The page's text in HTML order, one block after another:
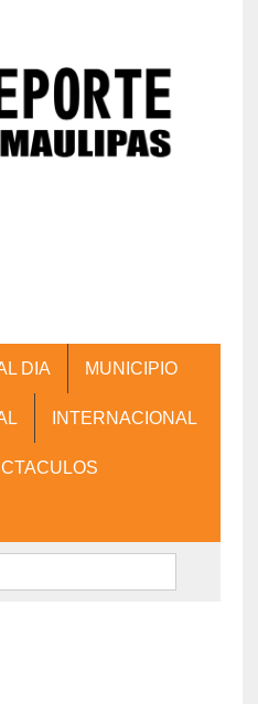
DIA MUNICIPIO
INTERNACIONAL